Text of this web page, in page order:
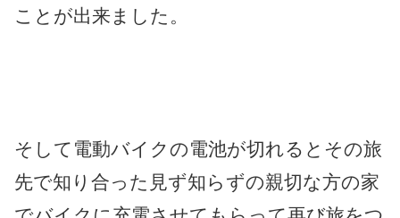
ことが出来ました。
そして電動バイクの電池が切れるとその旅
先で知り合った見ず知らずの親切な方の家